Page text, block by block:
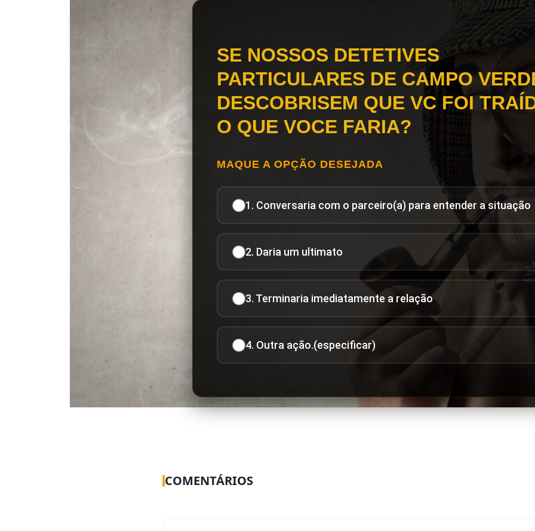
SE NOSSOS DETETIVES
PARTICULARES DE CAMPO
DESCOBRISEM QUE VC FOI
O QUE VOCE FARIA?
MAQUE A OPÇÃO DESEJADA
1. Conversaria com o parceiro(a) para entender a situação
2. Daria um ultimato
3. Terminaria imediatamente a relação
4. Outra ação.(especificar)
COMENTÁRIOS